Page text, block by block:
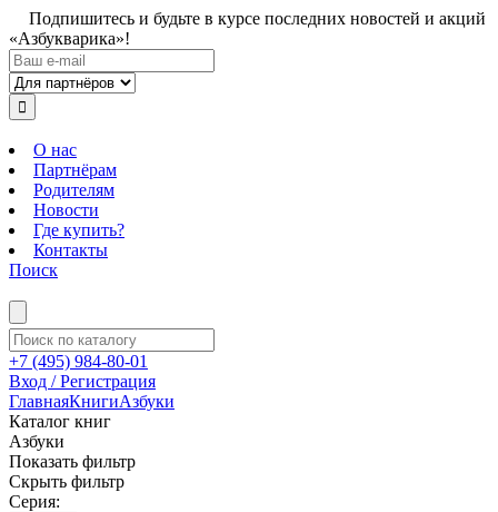
Подпишитесь и будьте в курсе последних новостей и акций
«Азбукварика»!
О нас
Партнёрам
Родителям
Новости
Где купить?
Контакты
Поиск
+7 (495) 984-80-01
Вход / Регистрация
ГлавнаяКнигиАзбуки
Каталог книг
Азбуки
Показать фильтр
Скрыть фильтр
Серия: